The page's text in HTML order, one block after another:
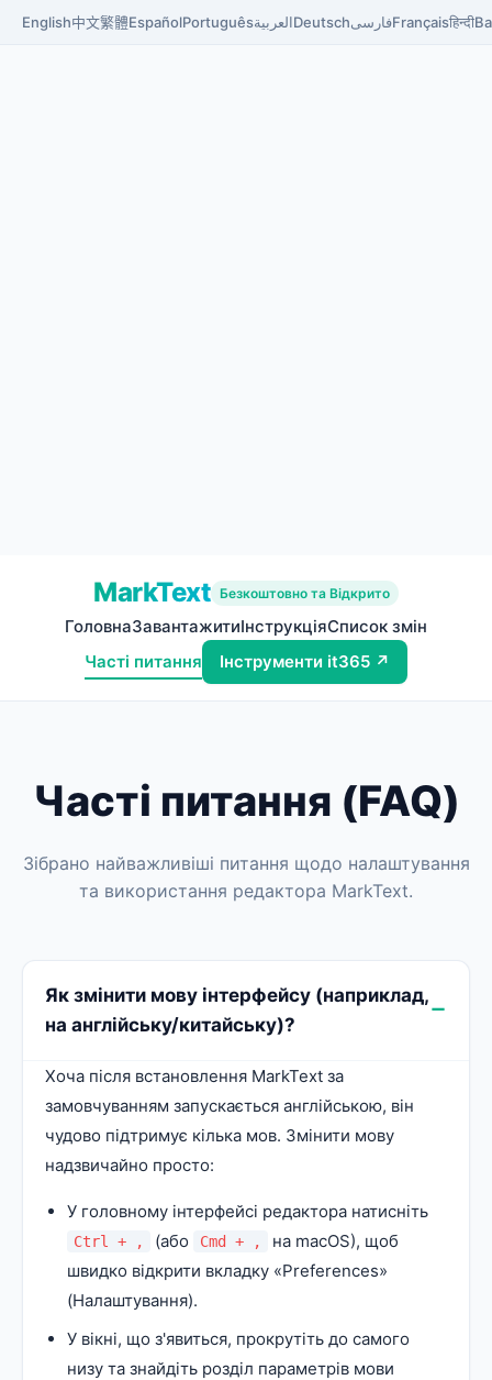
English中文繁體EspañolPortuguêsالعربيةDeutschفارسیFrançaisहिन्दी
MarkText Безкоштовно та Відкрито
ГоловнаЗавантажитиІнструкціяСписок змін
Часті питання
Інструменти it365 ↗
Часті питання (FAQ)
Зібрано найважливіші питання щодо налаштування
та використання редактора MarkText.
Як змінити мову інтерфейсу (наприклад,
на англійську/китайську)?
Хоча після встановлення MarkText за
замовчуванням запускається англійською, він
чудово підтримує кілька мов. Змінити мову
надзвичайно просто:
У головному інтерфейсі редактора натисніть
Ctrl + , (або Cmd + ,
на macOS), щоб
швидко відкрити вкладку «Preferences»
(Налаштування).
У вікні, що з'явиться, прокрутіть до самого
низу та знайдіть розділ параметрів мови